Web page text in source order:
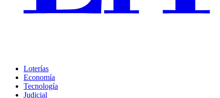
Loterías
Economía
Tecnología
Judicial